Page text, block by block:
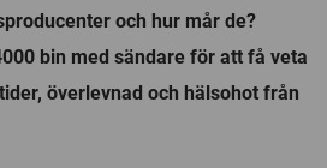
och hur mår de?
bin med sändare för att få veta
överlevnad och hälsohot från